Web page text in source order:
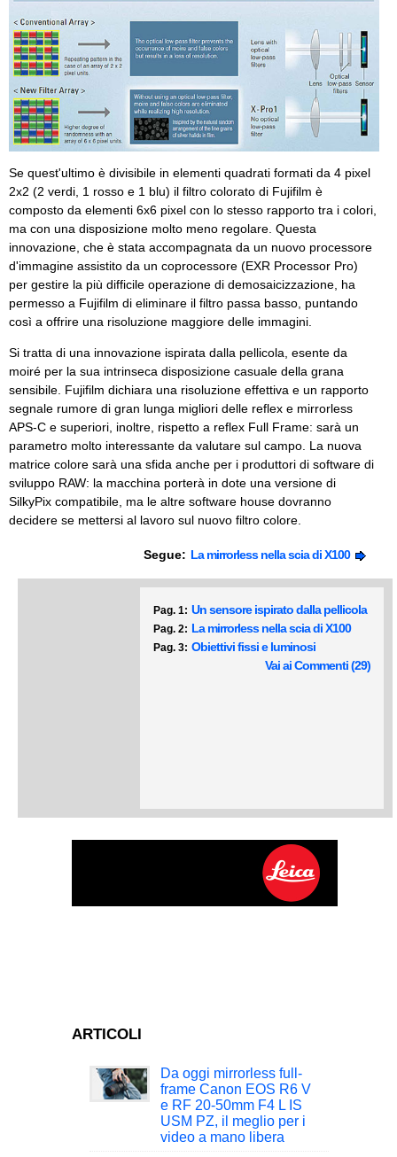
Se quest'ultimo è divisibile in elementi quadrati formati da 4 pixel
2x2 (2 verdi, 1 rosso e 1 blu) il filtro colorato di Fujifilm è
composto da elementi 6x6 pixel con lo stesso rapporto tra i colori,
ma con una disposizione molto meno regolare. Questa
innovazione, che è stata accompagnata da un nuovo processore
d'immagine assistito da un coprocessore (EXR Processor Pro)
per gestire la più difficile operazione di demosaicizzazione, ha
permesso a Fujifilm di eliminare il filtro passa basso, puntando
così a offrire una risoluzione maggiore delle immagini.
Si tratta di una innovazione ispirata dalla pellicola, esente da
moiré per la sua intrinseca disposizione casuale della grana
sensibile. Fujifilm dichiara una risoluzione effettiva e un rapporto
segnale rumore di gran lunga migliori delle reflex e mirrorless
APS-C e superiori, inoltre, rispetto a reflex Full Frame: sarà un
parametro molto interessante da valutare sul campo. La nuova
matrice colore sarà una sfida anche per i produttori di software di
sviluppo RAW: la macchina porterà in dote una versione di
SilkyPix compatibile, ma le altre software house dovranno
decidere se mettersi al lavoro sul nuovo filtro colore.
Segue: La mirrorless nella scia di X100
Pag. 1: Un sensore ispirato dalla pellicola
Pag. 2: La mirrorless nella scia di X100
Pag. 3: Obiettivi fissi e luminosi
Vai ai Commenti (29)
ARTICOLI
Da oggi mirrorless full-
frame Canon EOS R6 V
e RF 20-50mm F4 L IS
USM PZ, il meglio per i
video a mano libera